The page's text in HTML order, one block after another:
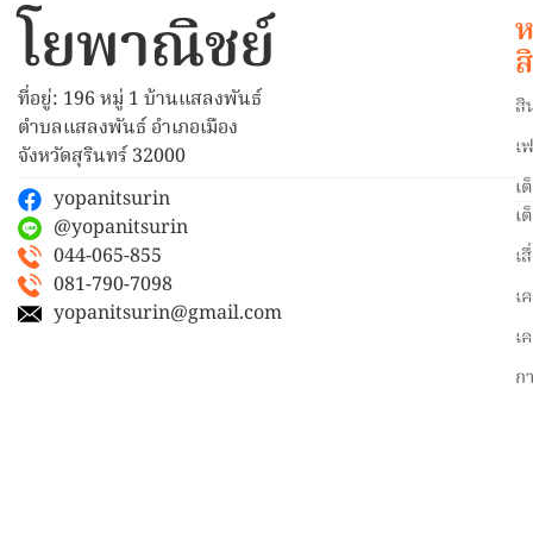
โยพาณิชย์
ที่อยู่: 196 หมู่ 1 บ้านแสลงพันธ์
ตำบลแสลงพันธ์ อำเภอเมือง
จังหวัดสุรินทร์ 32000
yopanitsurin
@yopanitsurin
044-065-855
081-790-7098
yopanitsurin@gmail.com
สิ
เ
เ
เ
เ
เ
เ
ก